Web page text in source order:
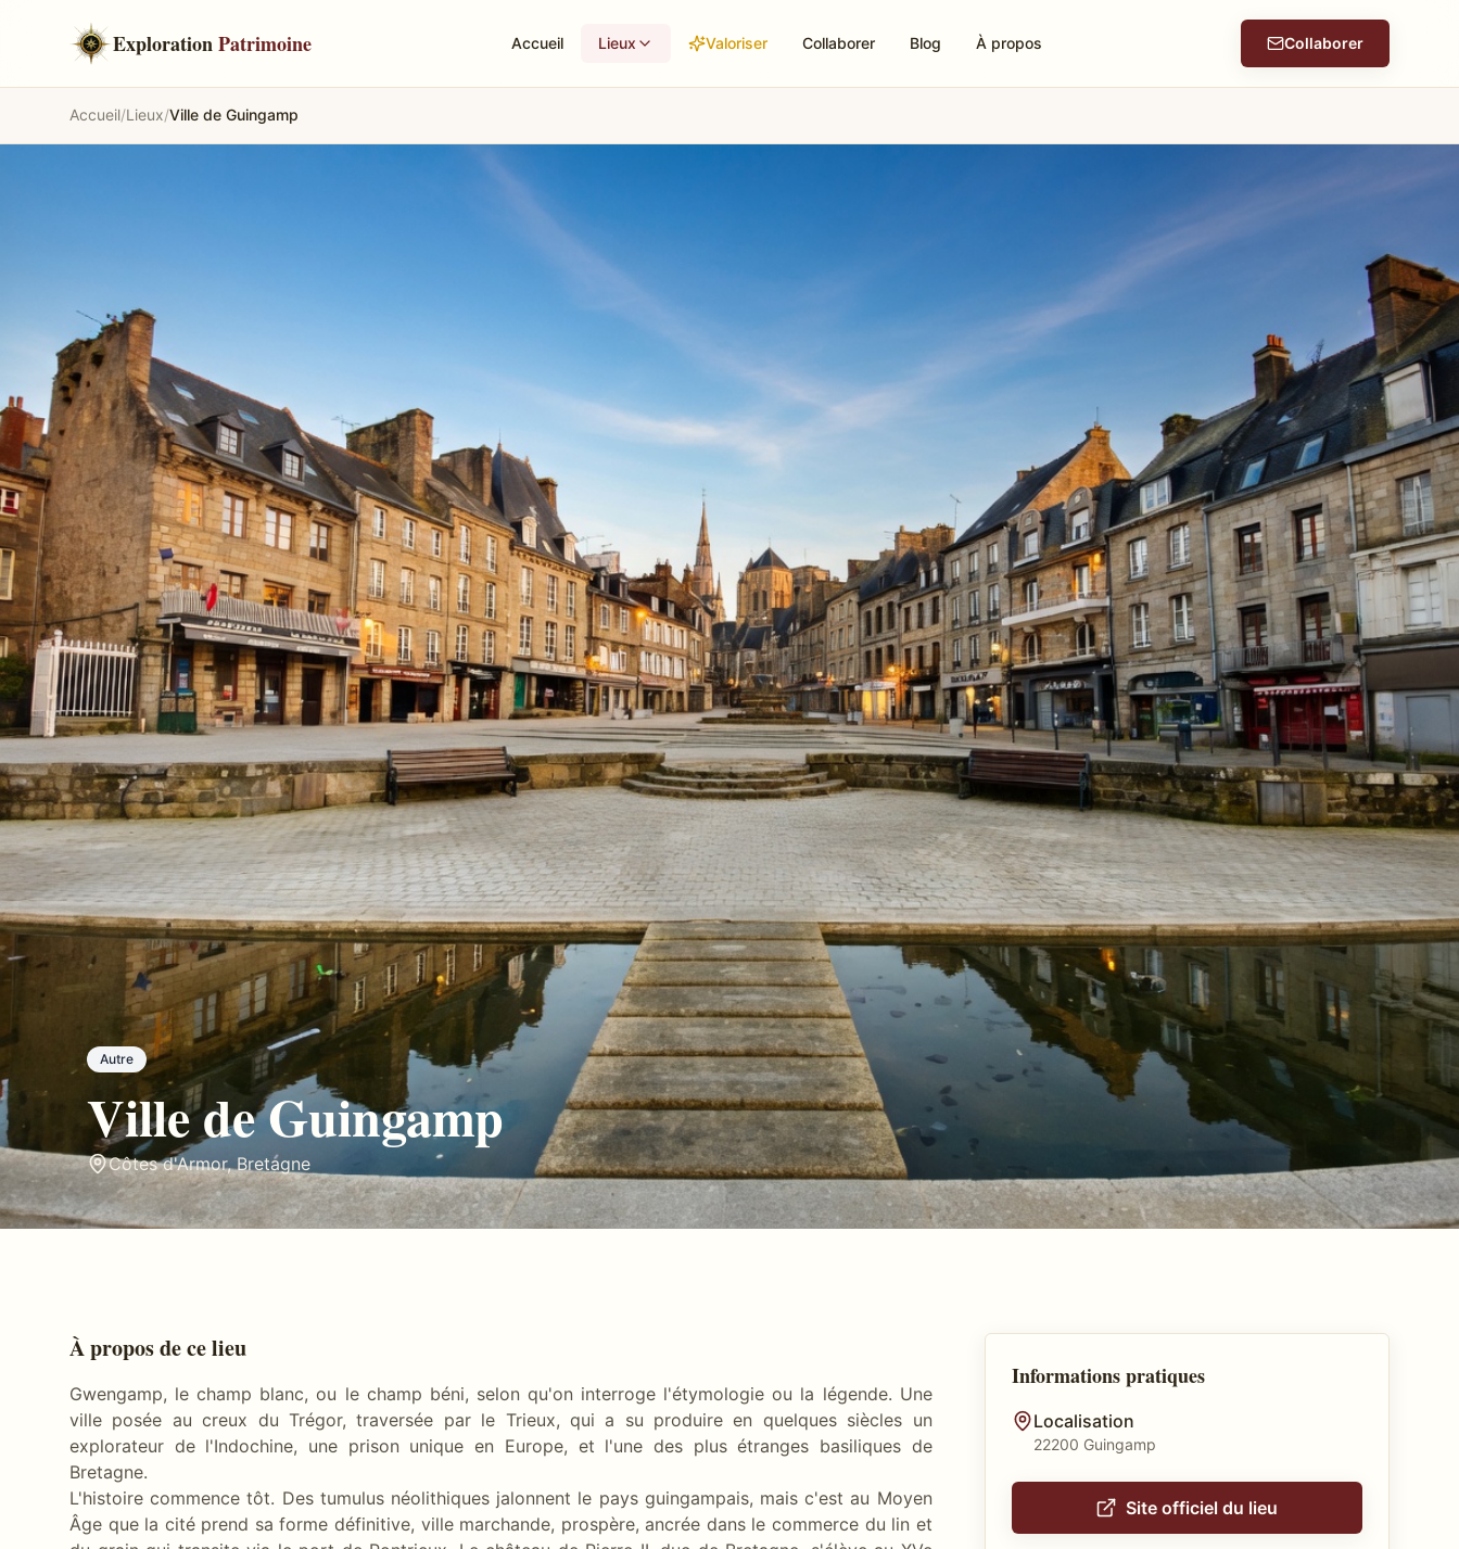
ExplorationPatrimoine Accueil Lieux Valoriser Collaborer Blog À propos Collaborer
Accueil/Lieux/Ville de Guingamp
Autre
Ville de Guingamp
Côtes d'Armor,Bretagne
À propos de ce lieu
Gwengamp, le champ blanc, ou le champ béni, selon qu'on interroge l'étymologie ou la légende. Une
ville posée au creux du Trégor, traversée par le Trieux, qui a su produire en quelques siècles un
explorateur de l'Indochine, une prison unique en Europe, et l'une des plus étranges basiliques de
Bretagne.
L'histoire commence tôt. Des tumulus néolithiques jalonnent le pays guingampais, mais c'est au Moyen
Âge que la cité prend sa forme définitive, ville marchande, prospère, ancrée dans le commerce du lin et
Informations pratiques
Localisation
22200 Guingamp
Site officiel du lieu